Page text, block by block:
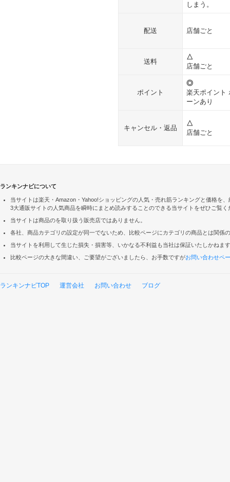
しまう。
配送 店舗ごと
送料
△
店舗ごと
ポイント
◎
楽天ポイント
ーンあり
キャンセル・返品
△
店舗ごと
ランキンナビについて
当サイトは楽天・Amazon・Yahoo!ショッピングの人気・売れ筋ランキングと価格を
3大通販サイトの人気商品を瞬時にまとめ読みすることのできる当サイトをぜひご覧く
当サイトは商品のを取り扱う販売店ではありません。
各社、商品カテゴリの設定が同一でないため、比較ページにカテゴリの商品とは関
当サイトを利用して生じた損失・損害等、いかなる不利益も当社は保証いたしかねま
比較ページの大きな間違い、ご要望がございましたら、お手数ですがお問い合わせペ
ランキンナビTOP 運営会社 お問い合わせ ブログ